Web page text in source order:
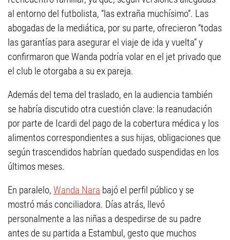
al entorno del futbolista, “las extraña muchísimo”. Las
abogadas de la mediática, por su parte, ofrecieron “todas
las garantías para asegurar el viaje de ida y vuelta” y
confirmaron que Wanda podría volar en el jet privado que
el club le otorgaba a su ex pareja.
Además del tema del traslado, en la audiencia también
se habría discutido otra cuestión clave: la reanudación
por parte de Icardi del pago de la cobertura médica y los
alimentos correspondientes a sus hijas, obligaciones que
según trascendidos habrían quedado suspendidas en los
últimos meses.
En paralelo, Wanda Nara bajó el perfil público y se
mostró más conciliadora. Días atrás, llevó
personalmente a las niñas a despedirse de su padre
antes de su partida a Estambul, gesto que muchos